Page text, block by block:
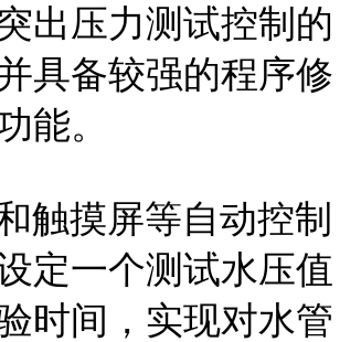
出压力测试控制的
具备较强的程序修
能。
触摸屏等自动控制
定一个测试水压值
时间，实现对水管